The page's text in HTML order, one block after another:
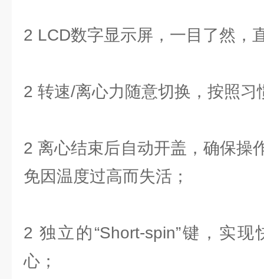
2 LCD数字显示屏，一目了然，
2 转速/离心力随意切换，按照习
2 离心结束后自动开盖，确保操
免因温度过高而失活；
2 独立的“Short-spin”键，实
心；